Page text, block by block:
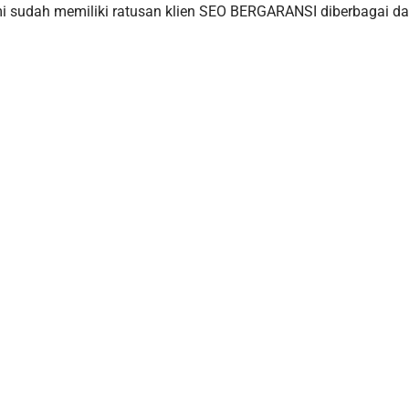
sudah memiliki ratusan klien SEO BERGARANSI diberbagai